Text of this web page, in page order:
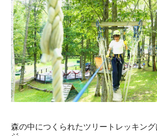
森の中につくられたツリートレッキン